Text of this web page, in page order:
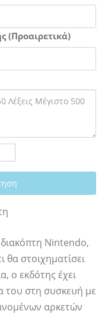
(Προαιρετικά)
Nintendo,
θα στοιχηματίσει
ο εκδότης έχει
του στη συσκευή με
αρκετών